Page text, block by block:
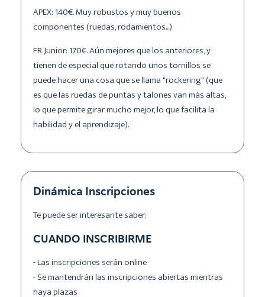
APEX: 140€. Muy robustos y muy buenos
componentes (ruedas, rodamientos...)
FR Junior: 170€. Aún mejores que los anteriores, y
tienen de especial que rotando unos tornillos se
puede hacer una cosa que se llama "rockering" (que
es que las ruedas de puntas y talones van más altas,
lo que permite girar mucho mejor, lo que facilita la
habilidad y el aprendizaje).
Dinámica Inscripciones
Te puede ser interesante saber:
CUANDO INSCRIBIRME
- Las inscripciones serán online
- Se mantendrán las inscripciones abiertas mientras
haya plazas